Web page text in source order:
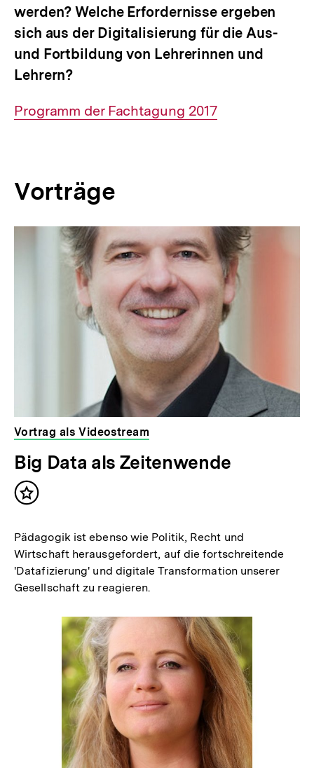
werden? Welche Erfordernisse ergeben
sich aus der Digitalisierung für die Aus-
und Fortbildung von Lehrerinnen und
Lehrern?
Interner
Programm der Fachtagung 2017
Vorträge
Vortrag als Videostream
Big Data als Zeitenwende
Inhalt
Pädagogik ist ebenso wie Politik, Recht und
Wirtschaft herausgefordert, auf die fortschreitende
'Datafizierung' und digitale Transformation unserer
Gesellschaft zu reagieren.